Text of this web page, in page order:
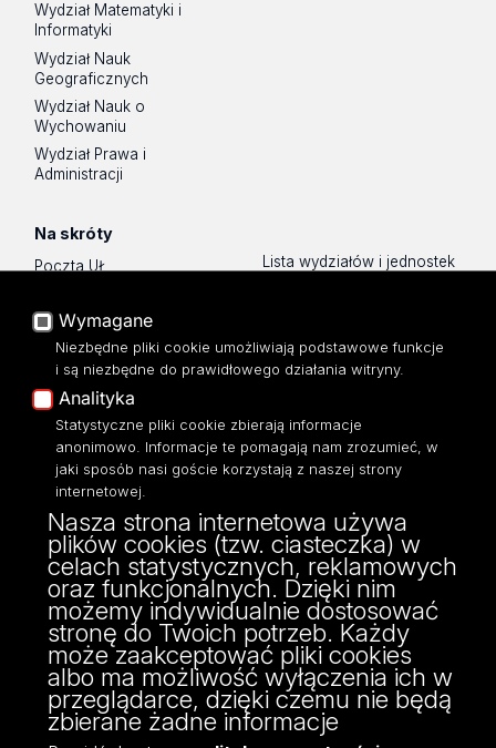
Wydział Matematyki i
Informatyki
Wydział Nauk
Geograficznych
Wydział Nauk o
Wychowaniu
Wydział Prawa i
Administracji
Na skróty
Poczta UŁ
Portal Pracowniczy
Baza Aktów Własnych
Platforma e-learningowa
Moodle
Eksperci UŁ
Polityka Prywatności
Dostępność
Lista wydziałów i jednostek
O Stronie
Dostępność
ul. Pilarskiego 14/16, 90-231 Łódź
NIP: 724 000 32 43
Wymagane
Niezbędne pliki cookie umożliwiają podstawowe funkcje
i są niezbędne do prawidłowego działania witryny.
Analityka
Statystyczne pliki cookie zbierają informacje
anonimowo. Informacje te pomagają nam zrozumieć, w
jaki sposób nasi goście korzystają z naszej strony
internetowej.
Nasza strona internetowa używa
plików cookies (tzw. ciasteczka) w
celach statystycznych, reklamowych
oraz funkcjonalnych. Dzięki nim
możemy indywidualnie dostosować
stronę do Twoich potrzeb. Każdy
może zaakceptować pliki cookies
albo ma możliwość wyłączenia ich w
przeglądarce, dzięki czemu nie będą
zbierane żadne informacje